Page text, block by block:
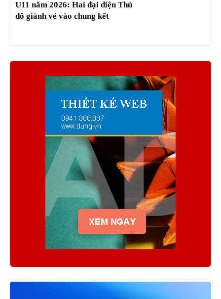
U11 năm 2026: Hai đại diện Thủ
đô giành vé vào chung kết